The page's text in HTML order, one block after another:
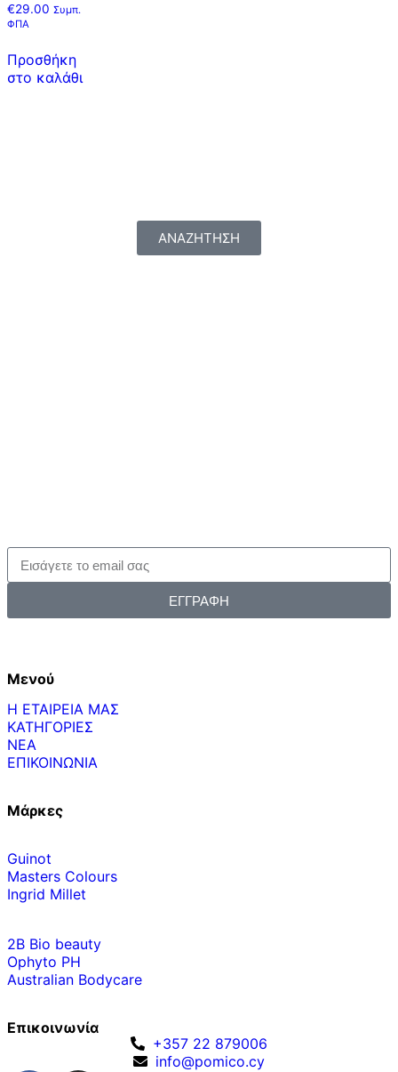
€29.00 Συμπ.
ΦΠΑ
Προσθήκη
στο καλάθι
ΑΝΑΖΗΤΗΣΗ
ΕΓΓΡΑΦΗ
Μενού
Η ΕΤΑΙΡΕΙΑ ΜΑΣ
ΚΑΤΗΓΟΡΙΕΣ
ΝΕΑ
ΕΠΙΚΟΙΝΩΝΙΑ
Μάρκες
Guinot
Masters Colours
Ingrid Millet
2B Bio beauty
Ophyto PH
Australian Bodycare
Επικοινωνία
+357 22 879006
info@pomico.cy